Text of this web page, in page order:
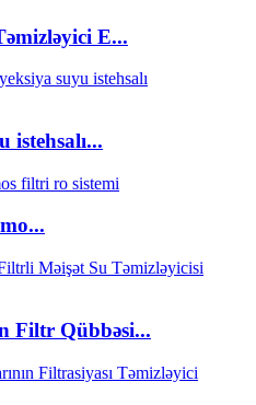
E...
istehsalı...
Filtr Qübbəsi...